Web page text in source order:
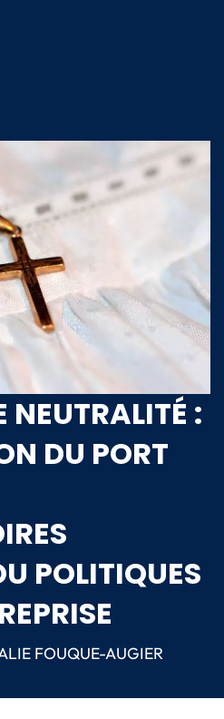
NEUTRALITÉ :
DU PORT
POLITIQUES
FOUQUE-AUGIER